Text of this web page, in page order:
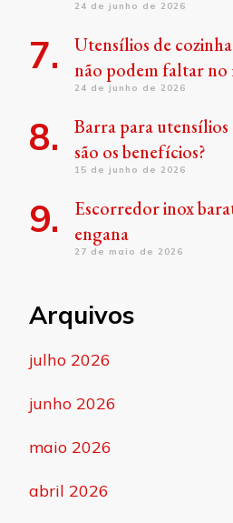
24 de junho de 2026
Utensílios de
não podem faltar no
24 de junho de 2026
Barra para utensílios
são os benefícios?
15 de junho de 2026
Escorredor inox
engana
27 de maio de 2026
Arquivos
julho 2026
junho 2026
maio 2026
abril 2026